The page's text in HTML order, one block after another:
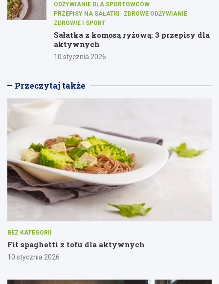
ODŻYWIANIE DLA SPORTOWCÓW
PRZEPISY NA SAŁATKI
ZDROWE ODŻYWIANIE
ZDROWIE I SPORT
Sałatka z komosą ryżową: 3 przepisy dla
aktywnych
10 stycznia 2026
Przeczytaj także
BEZ KATEGORII
Fit spaghetti z tofu dla aktywnych
10 stycznia 2026